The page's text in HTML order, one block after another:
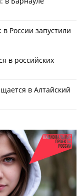
России запустили
в российских
в Алтайский